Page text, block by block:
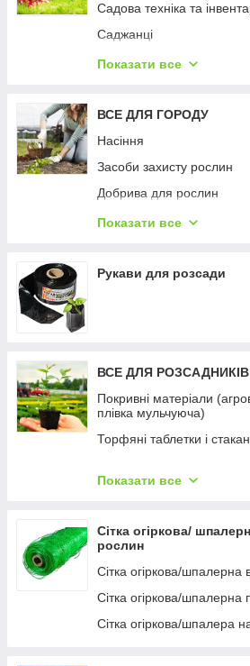
Садова техніка та
Саджанці
Сітки садові
Показати все
ВСЕ ДЛЯ ГОРОДУ
Насіння
Засоби захисту рослин
Добрива для рослин
Крапельне зрошення
Показати все
Рукави для розсади
ВСЕ ДЛЯ
Покривні матеріали
плівка мульчуюча)
Торфяні таблетки і
Субстрати для розсади
Горщики та кашпо для
Товари для орхідей
Опори для рослин, декор
Показати все
Сітка огіркова/
рослин
Сітка огіркова/шпалерна
Сітка огіркова/шпалерна
Сітка огіркова/шпалера